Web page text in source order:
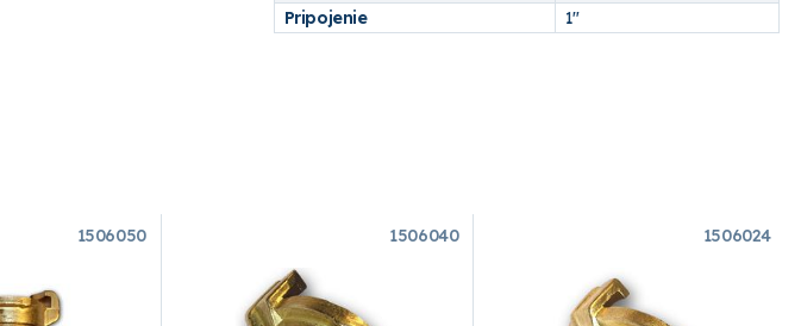
Pripojenie
1"
1506050 1506040 1506024